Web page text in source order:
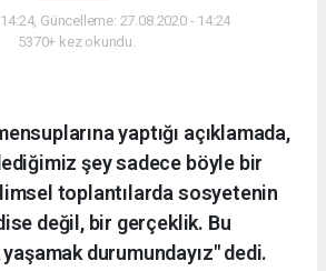
Güncelleme: 27.08.2020 - 14:24
5370+ kez okundu.
yaptığı açıklamada,
şey sadece böyle bir
toplantılarda sosyetenin
değil, bir gerçeklik. Bu
durumundayız" dedi.